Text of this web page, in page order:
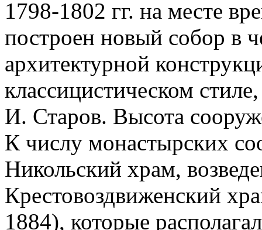
1798-1802 гг. на месте
построен новый собор в
архитектурной
классицистическом
И. Старов. Высота
К числу монастырских
Никольский храм,
Крестовоздвиженский
1884), которые